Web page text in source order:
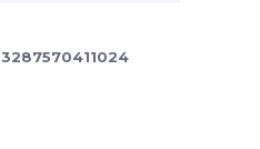
3287570411024